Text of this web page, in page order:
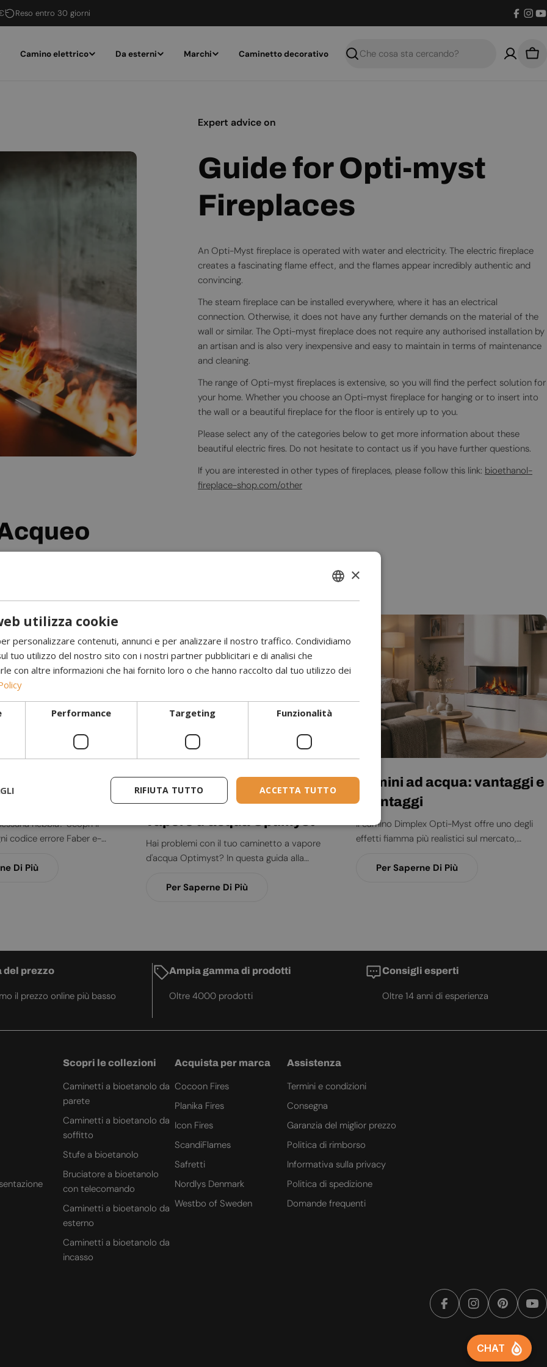
Reso entro 30 giorni
Camino elettrico Da esterni Marchi Caminetto decorativo
Ricerca
Expert advice on
Guide for Opti-myst
Fireplaces
An Opti-Myst fireplace is operated with water and electricity. The electric fireplace
creates a fascinating flame effect, and the flames appear incredibly authentic and
convincing.
The steam fireplace can be installed everywhere, where it has an electrical
connection. Otherwise, it does not have any further demands on the material of the
wall or similar. The Opti-myst fireplace does not require any authorised installation by
an artisan and is also very inexpensive and easy to maintain in terms of maintenance
and cleaning.
The range of Opti-myst fireplaces is extensive, so you will find the perfect solution for
your home. Whether you choose an Opti-myst fireplace for hanging or to insert into
the wall or a beautiful fireplace for the floor is entirely up to you.
Please select any of the categories below to get more information about these
beautiful electric fires. Do not hesitate to contact us if you have further questions.
If you are interested in other types of fireplaces, please follow this link: bioethanol-
fireplace-shop.com/other
nebbia? Scopri il
codice errore Faber e-
il problema. Leggi la
Di Più
Guida alla risoluzione dei
problemi per caminetti a
vapore d'acqua Optimyst
Hai problemi con il tuo caminetto a vapore
d'acqua Optimyst? In questa guida alla
situazioni più comuni — dalla riduzione della
Per Saperne Di Più
Camini ad acqua: vantaggi e
svantaggi
Il camino Dimplex Opti-Myst offre uno degli
effetti fiamma più realistici sul mercato,
imitare il fuoco vero — senza fumo, odori o
Per Saperne Di Più
del prezzo
il prezzo online più basso
Ampia gamma di prodotti
Oltre 4000 prodotti
Consigli esperti
Oltre 14 anni di esperienza
Scopri le collezioni
Caminetti a bioetanolo da
parete
Caminetti a bioetanolo da
soffitto
Stufe a bioetanolo
Bruciatore a bioetanolo
con telecomando
Caminetti a bioetanolo da
esterno
Caminetti a bioetanolo da
incasso
Acquista per marca
Cocoon Fires
Planika Fires
Icon Fires
ScandiFlames
Safretti
Nordlys Denmark
Westbo of Sweden
Assistenza
Termini e condizioni
Consegna
Garanzia del miglior prezzo
Politica di rimborso
Informativa sulla privacy
Politica di spedizione
Domande frequenti
FacebookInstagramPinterest
CZECH
DUTCH
FRENCH
HUNGARIAN
RUSSIAN
SERBIAN
SLOVENIAN
SPANISH
SWEDISH
TURKISH
UKRAINIAN
×
utilizza cookie
personalizzare contenuti, annunci e per analizzare il nostro traffico. Condividiamo
tuo utilizzo del nostro sito con i nostri partner pubblicitari e di analisi che
con altre informazioni che hai fornito loro o che hanno raccolto dal tuo utilizzo dei
Performance Targeting Funzionalità
ACCETTA TUTTO
RIFIUTA TUTTO